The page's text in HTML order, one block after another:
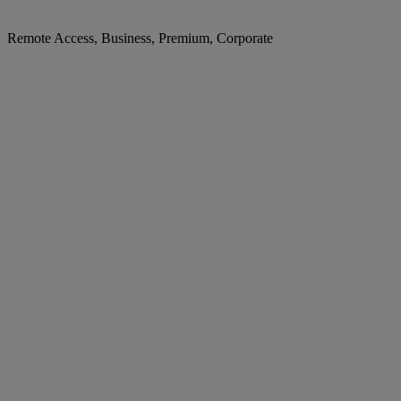
Remote Access, Business, Premium, Corporate